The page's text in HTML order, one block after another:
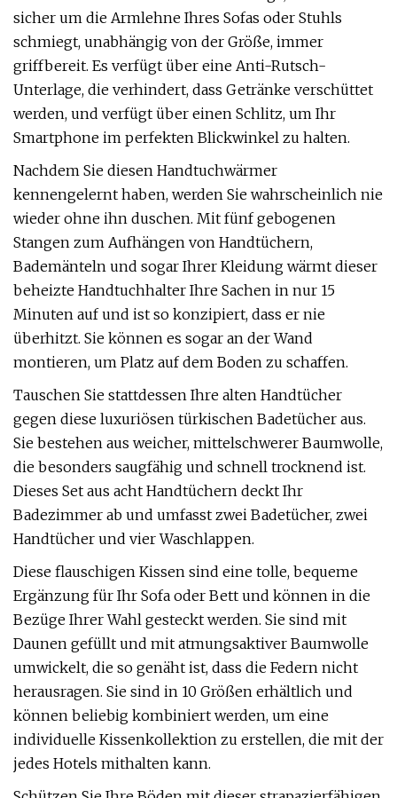
sicher um die Armlehne Ihres Sofas oder Stuhls
schmiegt, unabhängig von der Größe, immer
griffbereit. Es verfügt über eine Anti-Rutsch-
Unterlage, die verhindert, dass Getränke verschüttet
werden, und verfügt über einen Schlitz, um Ihr
Smartphone im perfekten Blickwinkel zu halten.
Nachdem Sie diesen Handtuchwärmer
kennengelernt haben, werden Sie wahrscheinlich nie
wieder ohne ihn duschen. Mit fünf gebogenen
Stangen zum Aufhängen von Handtüchern,
Bademänteln und sogar Ihrer Kleidung wärmt dieser
beheizte Handtuchhalter Ihre Sachen in nur 15
Minuten auf und ist so konzipiert, dass er nie
überhitzt. Sie können es sogar an der Wand
montieren, um Platz auf dem Boden zu schaffen.
Tauschen Sie stattdessen Ihre alten Handtücher
gegen diese luxuriösen türkischen Badetücher aus.
Sie bestehen aus weicher, mittelschwerer Baumwolle,
die besonders saugfähig und schnell trocknend ist.
Dieses Set aus acht Handtüchern deckt Ihr
Badezimmer ab und umfasst zwei Badetücher, zwei
Handtücher und vier Waschlappen.
Diese flauschigen Kissen sind eine tolle, bequeme
Ergänzung für Ihr Sofa oder Bett und können in die
Bezüge Ihrer Wahl gesteckt werden. Sie sind mit
Daunen gefüllt und mit atmungsaktiver Baumwolle
umwickelt, die so genäht ist, dass die Federn nicht
herausragen. Sie sind in 10 Größen erhältlich und
können beliebig kombiniert werden, um eine
individuelle Kissenkollektion zu erstellen, die mit der
jedes Hotels mithalten kann.